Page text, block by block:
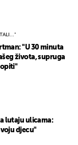
"U 30 minuta
života, supruga
lutaju ulicama:
djecu"